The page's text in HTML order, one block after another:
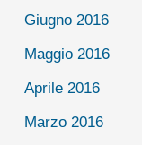
Giugno 2016
Maggio 2016
Aprile 2016
Marzo 2016